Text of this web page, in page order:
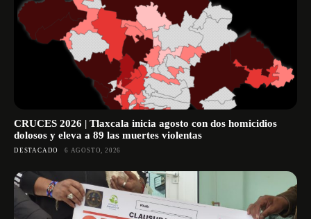
CRUCES 2026 | Tlaxcala inicia agosto con dos homicidios
dolosos y eleva a 89 las muertes violentas
DESTACADO 6 AGOSTO, 2026